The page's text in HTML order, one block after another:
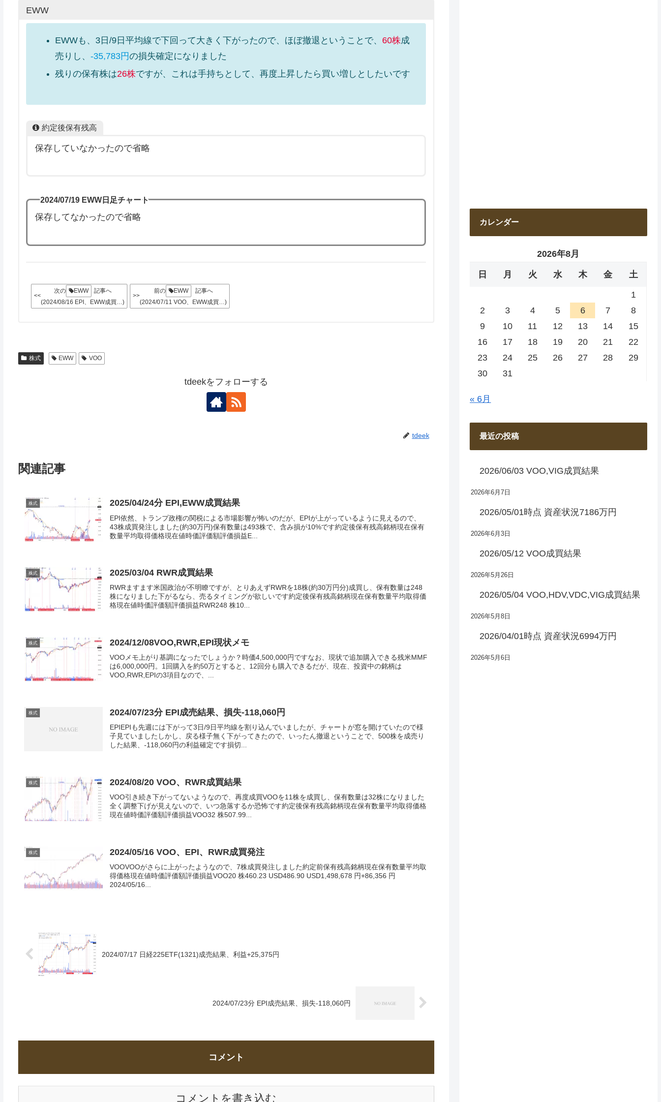
EWW
EWWも、3日/9日平均線で下回って大きく下がったので、ほぼ撤退ということで、 60株成
売りし、 -35,783円の損失確定になりました
残りの保有株は26株ですが、これは手持ちとして、再度上昇したら買い増しとしたいです
約定後保有残高
保存していなかったので省略
2024/07/19 EWW日足チャート
保存してなかったので省略
<<
次の EWW
記事へ
(2024/08/16 EPI、EWW成買…)
>>
前の EWW
記事へ
(2024/07/11 VOO、EWW成買…)
株式 EWW VOO
tdeekをフォローする
tdeek
関連記事
株式 2025/04/24分 EPI,EWW成買結果
EPI依然、トランプ政権の関税による市場影響が怖いのだが、EPIが上がっているように見えるので、
43株成買発注しました(約30万円)保有数量は493株で、含み損が10%です約定後保有残高銘柄現在保有
数量平均取得価格現在値時価評価額評価損益E...
株式 2025/03/04 RWR成買結果
RWRますます米国政治が不明瞭ですが、とりあえずRWRを18株(約30万円分)成買し、保有数量は248
株になりました下がるなら、売るタイミングが欲しいです約定後保有残高銘柄現在保有数量平均取得価
格現在値時価評価額評価損益RWR248 株10...
株式 2024/12/08VOO,RWR,EPI現状メモ
VOOメモ上がり基調になったでしょうか？時価4,500,000円ですなお、現状で追加購入できる残米MMF
は6,000,000円。1回購入を約50万とすると、12回分も購入できるだが、現在、投資中の銘柄は
VOO,RWR,EPIの3項目なので、...
株式 2024/07/23分 EPI成売結果、損失-118,060円
EPIEPIも先週には下がって3日/9日平均線を割り込んでいましたが、チャートが窓を開けていたので様
子見ていましたしかし、戻る様子無く下がってきたので、いったん撤退ということで、500株を成売り
した結果、-118,060円の利益確定です損切...
株式 2024/08/20 VOO、RWR成買結果
VOO引き続き下がってないようなので、再度成買VOOを11株を成買し、保有数量は32株になりました
全く調整下げが見えないので、いつ急落するか恐怖です約定後保有残高銘柄現在保有数量平均取得価格
現在値時価評価額評価損益VOO32 株507.99...
株式 2024/05/16 VOO、EPI、RWR成買発注
VOOVOOがさらに上がったようなので、7株成買発注しました約定前保有残高銘柄現在保有数量平均取
得価格現在値時価評価額評価損益VOO20 株460.23 USD486.90 USD1,498,678 円+86,356 円
2024/05/16...
2024/07/17 日経225ETF(1321)成売結果、利益+25,375円
2024/07/23分 EPI成売結果、損失-118,060円
コメント
コメントを書き込む
カレンダー
2026年8月
日 月 火 水 木 金 土
1
2
3 4 5 6 7
8
9
10 11 12 13 14
15
16
17 18 19 20 21
22
23
24 25 26 27 28
29
30
31
« 6月
最近の投稿
2026/06/03 VOO,VIG成買結果
2026年6月7日
2026/05/01時点 資産状況7186万円
2026年6月3日
2026/05/12 VOO成買結果
2026年5月26日
2026/05/04 VOO,HDV,VDC,VIG成買結果
2026年5月8日
2026/04/01時点 資産状況6994万円
2026年5月6日